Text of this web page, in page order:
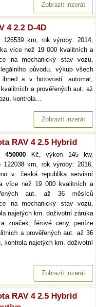
Zobrazit inzerát
4 2.2 D-4D
km, rok výroby: 2014,
více než 19 000 kvalitních a
na mechanický stav vozu,
původu. výkup všech
a v hotovosti. automat,
a prověřených aut. až
kontrola…
Zobrazit inzerát
RAV 4 2.5 Hybrid
450000Kč, výkon 145 kw,
122038 km, rok výroby: 2016,
v: česká republika servisní
více než 19 000 kvalitních a
aut. až 36 měsíců
na mechanický stav vozu,
najetých km. doživotní záruka
značek, férové ceny, peníze
a prověřených aut. až 36
kontrola najetých km. doživotní
Zobrazit inzerát
RAV 4 2.5 Hybrid